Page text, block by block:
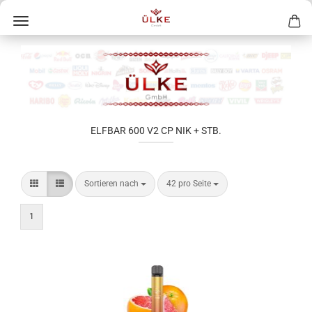
ELFBAR 600 V2 CP NIK + STB.
Sortieren nach 42 pro Seite
1